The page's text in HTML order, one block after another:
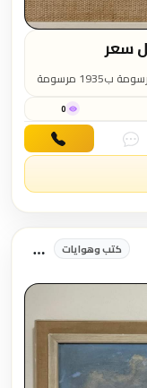
لوحة قديمة زيتية 1935 للبيع بأفضل سعر لوحة مرسومة ب1935 مرسومة
0
دردشة اتصال
كتب وهوايات